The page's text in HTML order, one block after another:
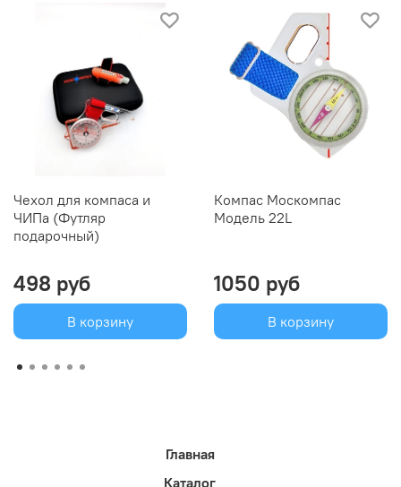
Чехол для компаса и
ЧИПа (Футляр
подарочный)
498 руб
В корзину
Компас Москомпас
Модель 22L
1050 руб
В корзину
Главная
Каталог